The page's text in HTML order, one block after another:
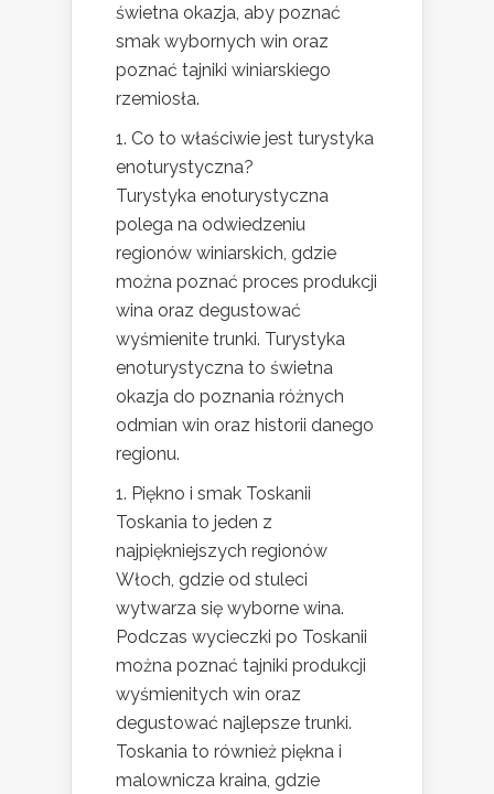
świetna okazja, aby poznać
smak wybornych win oraz
poznać tajniki winiarskiego
rzemiosła.
1. Co to właściwie jest turystyka
enoturystyczna?
Turystyka enoturystyczna
polega na odwiedzeniu
regionów winiarskich, gdzie
można poznać proces produkcji
wina oraz degustować
wyśmienite trunki. Turystyka
enoturystyczna to świetna
okazja do poznania różnych
odmian win oraz historii danego
regionu.
1. Piękno i smak Toskanii
Toskania to jeden z
najpiękniejszych regionów
Włoch, gdzie od stuleci
wytwarza się wyborne wina.
Podczas wycieczki po Toskanii
można poznać tajniki produkcji
wyśmienitych win oraz
degustować najlepsze trunki.
Toskania to również piękna i
malownicza kraina, gdzie